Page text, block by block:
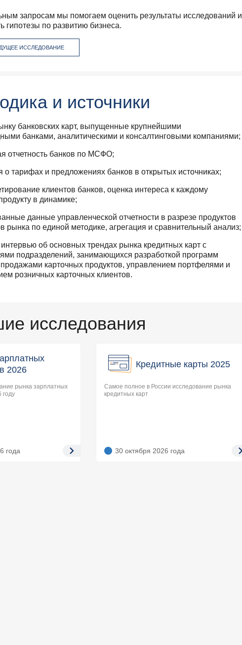
запросам мы помогаем оценить результаты исследований и
гипотезы по развитию бизнеса.
ИССЛЕДОВАНИЕ
и источники
банковских карт, выпущенные крупнейшими
банками, аналитическими и консалтинговыми компаниями;
отчетность банков по МСФО;
тарифах и предложениях банков в открытых источниках;
клиентов банков, оценка интереса к каждому
в динамике;
данные управленческой отчетности в разрезе продуктов
рынка по единой методике, агрегация и сравнительный анализ;
об основных трендах рынка кредитных карт с
подразделений, занимающихся разработкой программ
продажами карточных продуктов, управлением портфелями и
розничных карточных клиентов.
исследования
2026
рынка зарплатных
году
года
Кредитные карты 2025
Самое полное в России исследование рынка
кредитных карт
30 октября 2026 года